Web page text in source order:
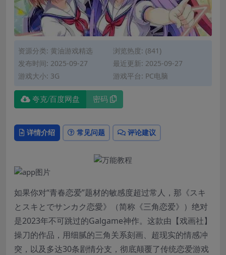
资源分类: 黄油游戏精选
浏览热度: (841)
发布时间: 2025-09-27
最近更新: 2025-09-27
游戏大小: 3G
游戏平台: PC电脑
夸克/百度网盘 密码
详情介绍 常见问题 评论建议
如果你对“青春恋爱”题材的敏感度超过常人，那《スキ
とスキとでサンカク恋愛》（简称《三角恋爱》）绝对
是2023年不可跳过的Galgame神作。这款由【戏画社】
操刀的作品，用细腻的三角关系刻画、超现实的情感冲
突，以及多达30条剧情分支，彻底颠覆了传统恋爱游戏